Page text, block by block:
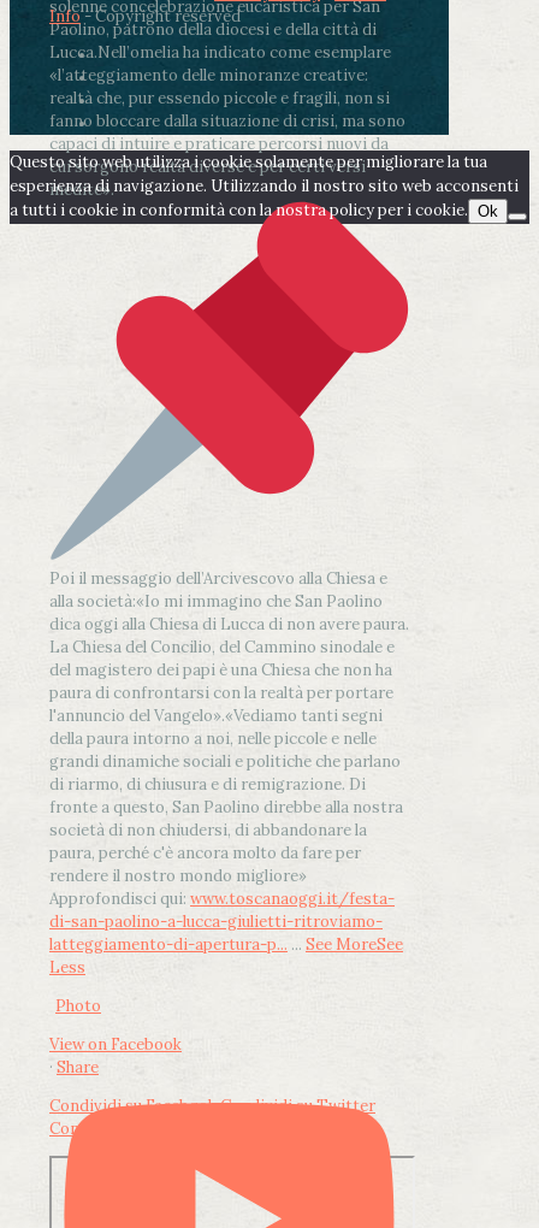
solenne concelebrazione eucaristica per San
Paolino, patrono della diocesi e della città di
Lucca.Nell’omelia ha indicato come esemplare
«l’atteggiamento delle minoranze creative:
realtà che, pur essendo piccole e fragili, non si
fanno bloccare dalla situazione di crisi, ma sono
capaci di intuire e praticare percorsi nuovi da
cui sorgono realtà diverse e per certi versi
inedite».
Poi il messaggio dell’Arcivescovo alla Chiesa e
alla società:«Io mi immagino che San Paolino
dica oggi alla Chiesa di Lucca di non avere paura.
La Chiesa del Concilio, del Cammino sinodale e
del magistero dei papi è una Chiesa che non ha
paura di confrontarsi con la realtà per portare
l'annuncio del Vangelo».«Vediamo tanti segni
della paura intorno a noi, nelle piccole e nelle
grandi dinamiche sociali e politiche che parlano
di riarmo, di chiusura e di remigrazione. Di
fronte a questo, San Paolino direbbe alla nostra
società di non chiudersi, di abbandonare la
paura, perché c'è ancora molto da fare per
rendere il nostro mondo migliore»
Approfondisci qui: www.toscanaoggi.it/festa-
di-san-paolino-a-lucca-giulietti-ritroviamo-
latteggiamento-di-apertura-p... ... See MoreSee
Less
Photo
View on Facebook
· Share
Condividi su FacebookCondividi su Twitter
Condividi su LinkedIn
Info- Copyright reserved
Questo sito web utilizza i cookie solamente per migliorare la tua
esperienza di navigazione. Utilizzando il nostro sito web acconsenti
a tutti i cookie in conformità con la nostra policy per i cookie. Ok